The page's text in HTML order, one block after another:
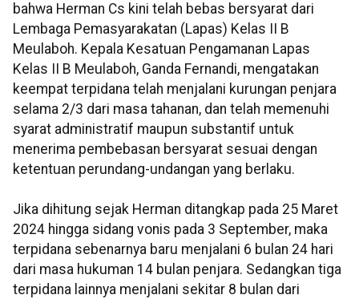
bahwa Herman Cs kini telah bebas bersyarat dari
Lembaga Pemasyarakatan (Lapas) Kelas II B
Meulaboh. Kepala Kesatuan Pengamanan Lapas
Kelas II B Meulaboh, Ganda Fernandi, mengatakan
keempat terpidana telah menjalani kurungan penjara
selama 2/3 dari masa tahanan, dan telah memenuhi
syarat administratif maupun substantif untuk
menerima pembebasan bersyarat sesuai dengan
ketentuan perundang-undangan yang berlaku.
Jika dihitung sejak Herman ditangkap pada 25 Maret
2024 hingga sidang vonis pada 3 September, maka
terpidana sebenarnya baru menjalani 6 bulan 24 hari
dari masa hukuman 14 bulan penjara. Sedangkan tiga
terpidana lainnya menjalani sekitar 8 bulan dari